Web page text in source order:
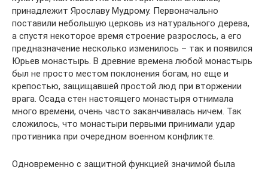
принадлежит Ярославу Мудрому. Первоначально
поставили небольшую церковь из натурального дерева,
а спустя некоторое время строение разрослось, а его
предназначение несколько изменилось – так и появился
Юрьев монастырь. В древние времена любой монастырь
был не просто местом поклонения богам, но еще и
крепостью, защищавшей простой люд при вторжении
врага. Осада стен настоящего монастыря отнимала
много времени, очень часто заканчивалась ничем. Так
сложилось, что монастыри первыми принимали удар
противника при очередном военном конфликте.
Одновременно с защитной функцией значимой была